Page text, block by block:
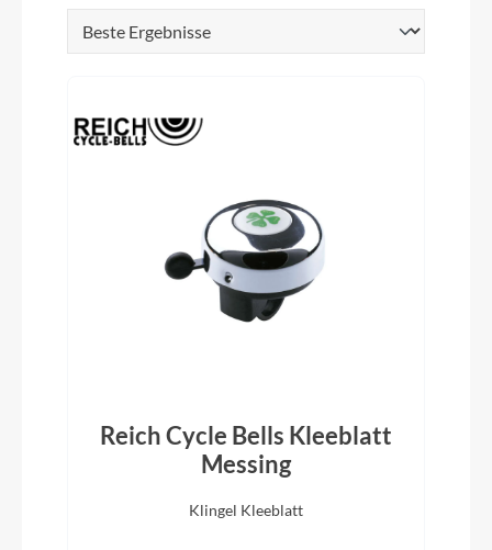
Reich Cycle Bells Kleeblatt
Messing
Klingel Kleeblatt